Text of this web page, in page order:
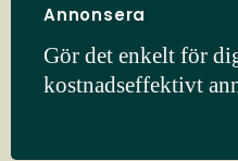
Annonsera
Gör det enkelt för
kostnadseffektivt